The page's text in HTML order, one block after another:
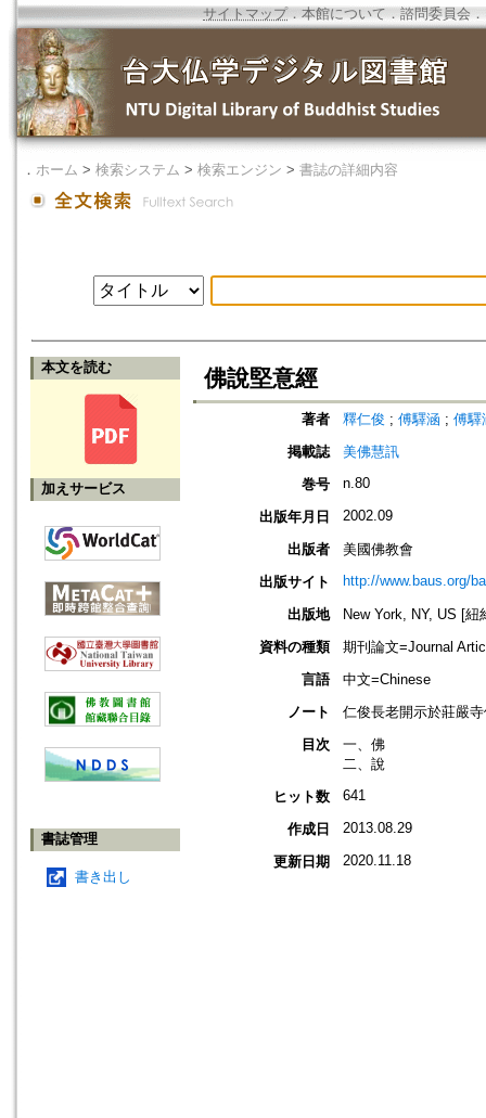
サイトマップ．本館について ． 諮問委員会 ．
． ホーム > 検索システム > 検索エンジン > 書誌の詳細内容
本文を読む
加えサービス
書誌管理
書き出し
佛說堅意經
著者 釋仁俊 ; 傅驛涵 ; 傅驛
掲載誌
美佛慧訊
巻号
n.80
出版年月日 2002.09
出版者
美國佛教會
出版サイト
http://www.baus.org/
出版地
New York, NY, US [
資料の種類
期刊論文=Journal
言語
中文=Chinese
ノート
仁俊長老開示於莊嚴
目次
一、佛
二、說
ヒット数
641
作成日 2013.08.29
更新日期 2020.11.18